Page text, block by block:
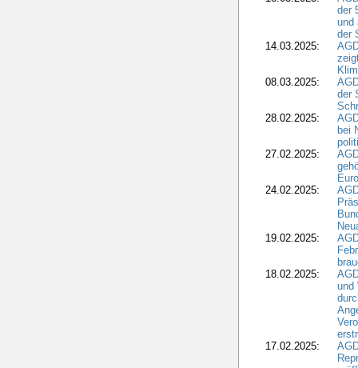
der
und
der
14.03.2025:
08.03.2025:
der
28.02.2025:
bei
27.02.2025:
24.02.2025:
19.02.2025:
18.02.2025:
und
17.02.2025: